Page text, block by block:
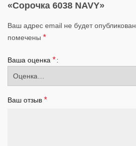
«Сорочка 6038 NAVY»
Ваш адрес email не будет опубликован.
помечены *
Ваша оценка *
Ваш отзыв *